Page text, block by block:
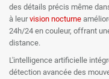
des détails précis même
à leurvision nocturne
24h/24 en couleur, offrant
distance.
L'intelligence artificielle
détection avancée des